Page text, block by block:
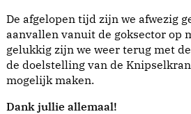
De afgelopen tijd zijn we afwezig
aanvallen vanuit de goksector op
gelukkig zijn we weer terug met
de doelstelling van de
mogelijk maken.
Dank jullie allemaal!